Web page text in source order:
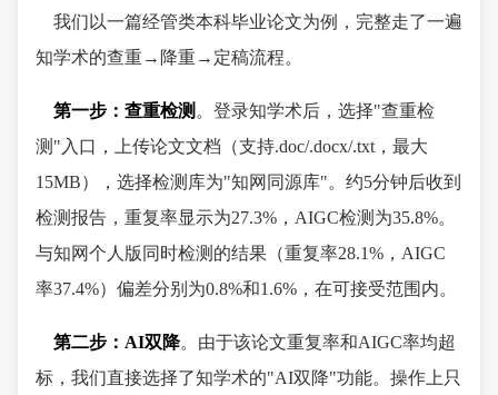
我们以一篇经管类本科毕业论文为例，完整走了一遍
知学术的查重→降重→定稿流程。
第一步：查重检测 。登录知学术后，选择"查重检
测"入口，上传论文文档（支持.doc/.docx/.txt，最大
15MB），选择检测库为"知网同源库"。约5分钟后收到
检测报告，重复率显示为27.3%，AIGC检测为35.8%。
与知网个人版同时检测的结果（重复率28.1%，AIGC
率37.4%）偏差分别为0.8%和1.6%，在可接受范围内。
第二步：AI双降。由于该论文重复率和AIGC率均超
标，我们直接选择了知学术的"AI双降"功能。操作上只